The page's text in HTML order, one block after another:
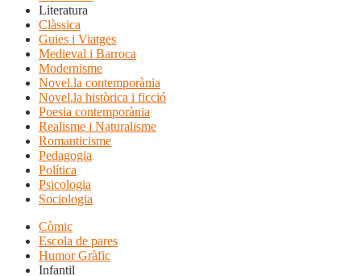
Literatura
Clàssica
Guies i Viatges
Medieval i Barroca
Modernisme
Novel.la contemporània
Novel.la històrica i ficció
Poesia contemporània
Realisme i Naturalisme
Romanticisme
Pedagogia
Política
Psicologia
Sociologia
Còmic
Escola de pares
Humor Gràfic
Infantil